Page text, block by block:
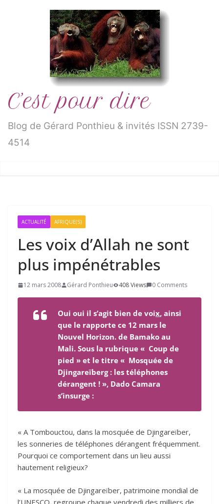
C’est pour dire
Blog de Gérard Ponthieu & invités ISSN 2739-
4514
ACTUALITÉ AFRIQUE(S)
Les voix d’Allah ne sont
plus impénétrables
12 mars 2008 Gérard Ponthieu 408 Views 0 Comments
Oui oui il s’agit bien de voix, ainsi
que le rapporte ce 12 mars le
Nouvel Horizon. de Bamako au
Mali. Sous la rubrique « Coup de
pied » et le titre « Mosquée de
Djingareïberg : les téléphones
dérangent ! », Dado Camara
s’insurge :
« A Tombouctou, dans la mosquée de Djingareïber,
les sonneries de téléphones dérangent fréquemment.
Pourquoi ce comportement dans un lieu aussi
hautement religieux?
« La mosquée de Djingareïber, patrimoine mondial de
l’UNESCO, regroupe chaque vendredi des milliers de